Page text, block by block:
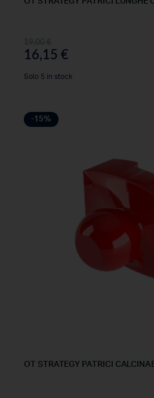
16,15 €
Solo 5 in stock
-15%
OT STRATEGY PATRICI